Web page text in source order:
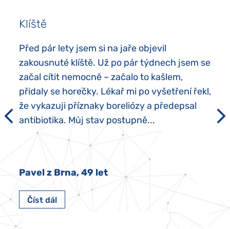
Klíště
Před pár lety jsem si na jaře objevil
zakousnuté klíště. Už po pár týdnech jsem se
začal cítit nemocně – začalo to kašlem,
přidaly se horečky. Lékař mi po vyšetření řekl,
že vykazuji příznaky boreliózy a předepsal
antibiotika. Můj stav postupně...
Pavel z Brna, 49 let
Číst dál